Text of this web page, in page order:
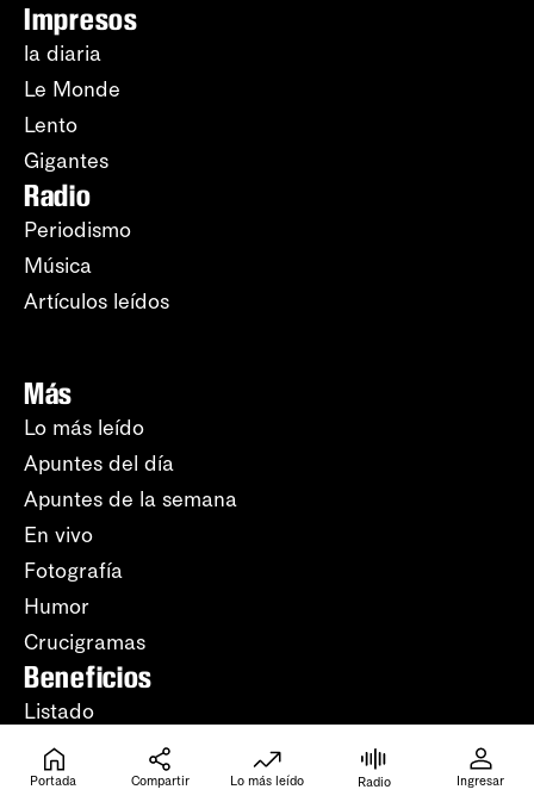
Impresos
la diaria
Le Monde
Lento
Gigantes
Radio
Periodismo
Música
Artículos leídos
Más
Lo más leído
Apuntes del día
Apuntes de la semana
En vivo
Fotografía
Humor
Crucigramas
Beneficios
Listado
Tu ID (número de
suscripción)
Portada Compartir Lo más leído Radio Ingresar